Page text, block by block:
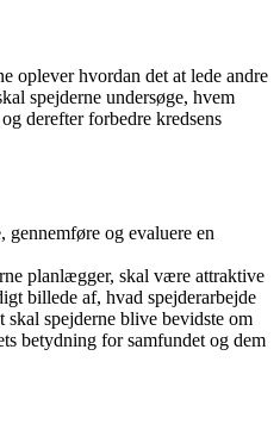
oplever hvordan det at lede andre
spejderne undersøge, hvem
derefter forbedre kredsens
og evaluere en
planlægger, skal være attraktive
billede af, hvad spejderarbejde
spejderne blive bevidste om
betydning for samfundet og dem